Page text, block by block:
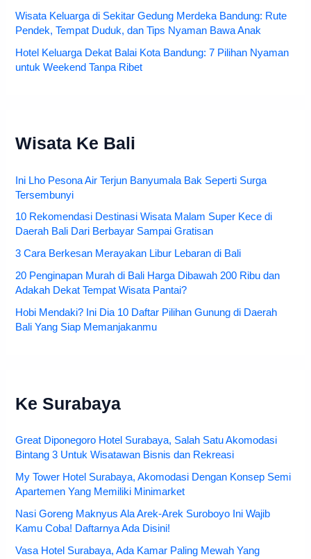
Wisata Keluarga di Sekitar Gedung Merdeka Bandung: Rute
Pendek, Tempat Duduk, dan Tips Nyaman Bawa Anak
Hotel Keluarga Dekat Balai Kota Bandung: 7 Pilihan Nyaman
untuk Weekend Tanpa Ribet
Wisata Ke Bali
Ini Lho Pesona Air Terjun Banyumala Bak Seperti Surga
Tersembunyi
10 Rekomendasi Destinasi Wisata Malam Super Kece di
Daerah Bali Dari Berbayar Sampai Gratisan
3 Cara Berkesan Merayakan Libur Lebaran di Bali
20 Penginapan Murah di Bali Harga Dibawah 200 Ribu dan
Adakah Dekat Tempat Wisata Pantai?
Hobi Mendaki? Ini Dia 10 Daftar Pilihan Gunung di Daerah
Bali Yang Siap Memanjakanmu
Ke Surabaya
Great Diponegoro Hotel Surabaya, Salah Satu Akomodasi
Bintang 3 Untuk Wisatawan Bisnis dan Rekreasi
My Tower Hotel Surabaya, Akomodasi Dengan Konsep Semi
Apartemen Yang Memiliki Minimarket
Nasi Goreng Maknyus Ala Arek-Arek Suroboyo Ini Wajib
Kamu Coba! Daftarnya Ada Disini!
Vasa Hotel Surabaya, Ada Kamar Paling Mewah Yang